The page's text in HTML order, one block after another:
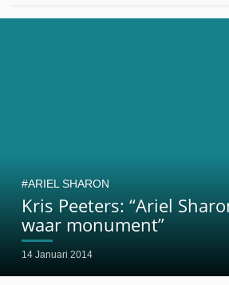
Kris Peeters: “Ariel
waar monument”
14 Januari 2014
ARIEL SHARON